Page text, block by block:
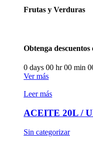
Frutas y Verduras
Obtenga
0 days 00 hr00 min
Ver más
Leer más
ACEITE 20L /
Sin categorizar